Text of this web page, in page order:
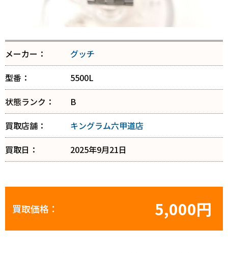
メーカー：
グッチ
型番：
5500L
状態ランク：
B
買取店舗：
キングラム六甲道店
買取日：
2025年9月21日
買取価格： 5,000円